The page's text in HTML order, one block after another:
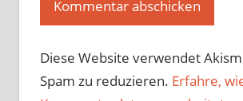
Diese Website verwendet
Spam zu reduzieren. Erfahre,